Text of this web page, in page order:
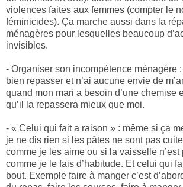
violences faites aux femmes (compter le
féminicides). Ça marche aussi dans la
ménagères pour lesquelles beaucoup
invisibles.
- Organiser son incompétence ménagère
bien repasser et n’ai aucune envie de
quand mon mari a besoin d’une chemise
qu’il la repassera mieux que moi.
- « Celui qui fait a raison » : même si ça
je ne dis rien si les pâtes ne sont pas
comme je les aime ou si la vaisselle n’est
comme je le fais d’habitude. Et celui qui
bout. Exemple faire à manger c’est